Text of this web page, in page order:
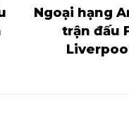
Ngoại hạng
trận đấu